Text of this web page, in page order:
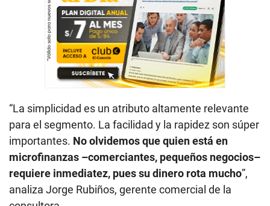
“La simplicidad es un atributo altamente relevante
para el segmento. La facilidad y la rapidez son súper
importantes. No olvidemos que quien está en
microfinanzas –comerciantes, pequeños negocios–
requiere inmediatez, pues su dinero rota mucho”,
analiza Jorge Rubiños, gerente comercial de la